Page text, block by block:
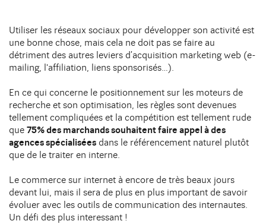
Utiliser les réseaux sociaux pour développer son activité est
une bonne chose, mais cela ne doit pas se faire au
détriment des autres leviers d’acquisition marketing web (e-
mailing, l'affiliation, liens sponsorisés…).
En ce qui concerne le positionnement sur les moteurs de
recherche et son optimisation, les règles sont devenues
tellement compliquées et la compétition est tellement rude
que 75% des marchands souhaitent faire appel à des
agences spécialisées dans le référencement naturel plutôt
que de le traiter en interne.
Le commerce sur internet à encore de très beaux jours
devant lui, mais il sera de plus en plus important de savoir
évoluer avec les outils de communication des internautes.
Un défi des plus interessant !